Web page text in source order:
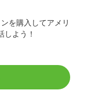
を購入してアメリ
しよう！